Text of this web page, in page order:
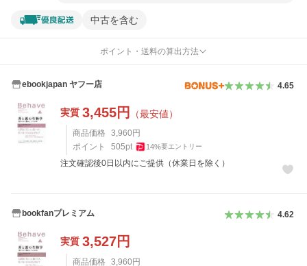
中古を含む
ポイント・送料の算出方法
ebookjapan ヤフー店 4.65
実質 3,455円 （最安値）
商品価格 3,960 円
ポイント
505pt 14%要エントリー
注文確認後0日以内にご提供（休業日を除く）
bookfanプレミアム 4.62
実質 3,527円
商品価格 3,960 円